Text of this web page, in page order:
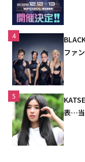
4
ファ
5
表…当